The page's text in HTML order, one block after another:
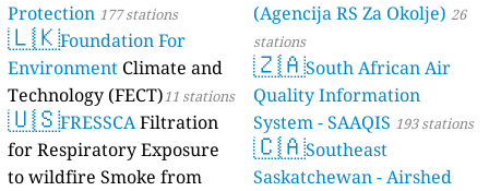
Protection 177 stations
🇱🇰Foundation For
Environment Climate and
Technology (FECT)11 stations
🇺🇸FRESSCAFiltration
for Respiratory Exposure
to wildfire Smoke from
(Agencija RS Za Okolje) 26
stations
🇿🇦South African Air
Quality Information
System - SAAQIS 193 stations
🇨🇦Southeast
Saskatchewan - Airshed